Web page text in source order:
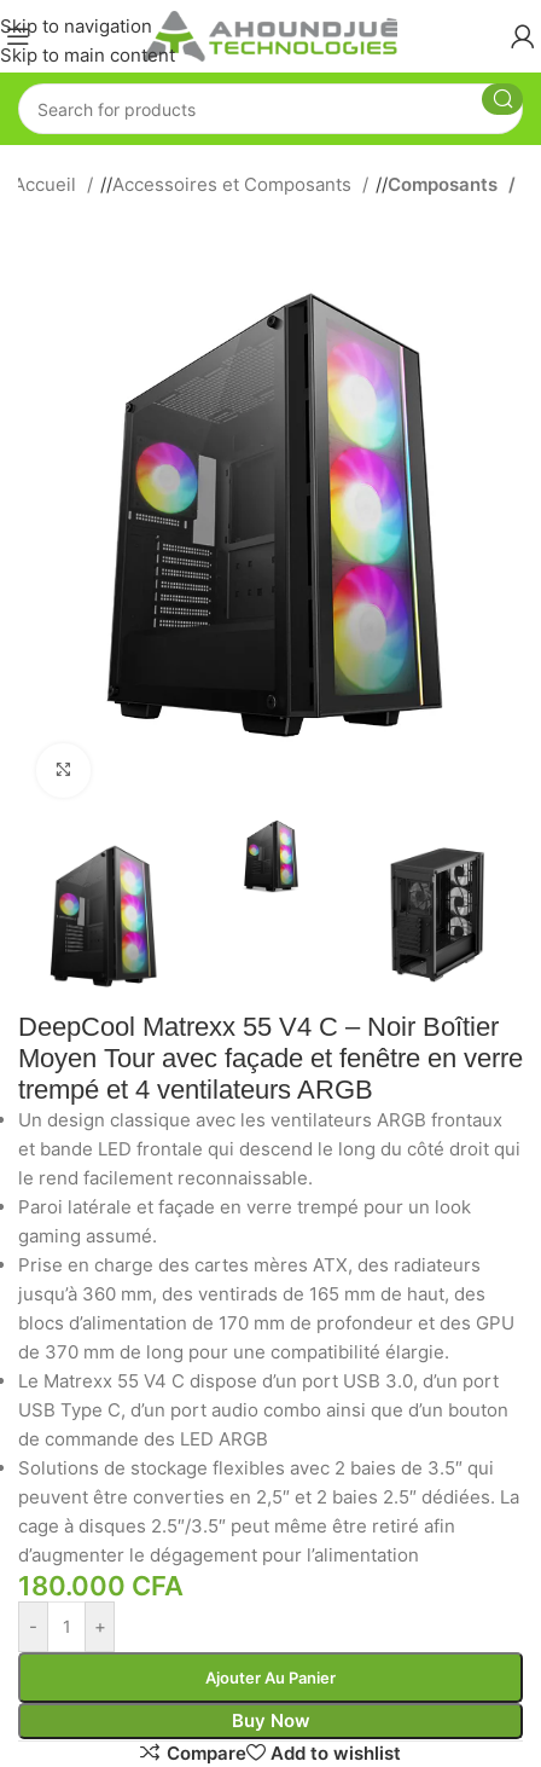
Skip to navigation
Skip to main content
Accueil / Accessoires et Composants / Composants
DeepCool Matrexx 55 V4 C – Noir Boîtier
Moyen Tour avec façade et fenêtre en verre
trempé et 4 ventilateurs ARGB
Un design classique avec les ventilateurs ARGB frontaux
et bande LED frontale qui descend le long du côté droit qui
le rend facilement reconnaissable.
Paroi latérale et façade en verre trempé pour un look
gaming assumé.
Prise en charge des cartes mères ATX, des radiateurs
jusqu’à 360 mm, des ventirads de 165 mm de haut, des
blocs d’alimentation de 170 mm de profondeur et des GPU
de 370 mm de long pour une compatibilité élargie.
Le Matrexx 55 V4 C dispose d’un port USB 3.0, d’un port
USB Type C, d’un port audio combo ainsi que d’un bouton
de commande des LED ARGB
Solutions de stockage flexibles avec 2 baies de 3.5″ qui
peuvent être converties en 2,5″ et 2 baies 2.5″ dédiées. La
cage à disques 2.5″/3.5″ peut même être retiré afin
d’augmenter le dégagement pour l’alimentation
180.000 CFA
- +
Ajouter Au Panier
Buy Now
Compare
Add to wishlist